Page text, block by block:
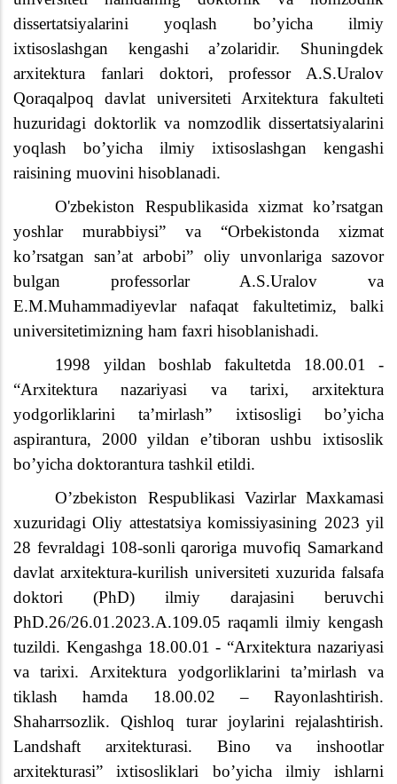
dissertatsiyalarini yoqlash bo’yicha ilmiy
ixtisoslashgan kengashi a’zolaridir. Shuningdek
arxitektura fanlari doktori, professor A.S.Uralov
Qoraqalpoq davlat universiteti Arxitektura fakulteti
huzuridagi doktorlik va nomzodlik dissertatsiyalarini
yoqlash bo’yicha ilmiy ixtisoslashgan kengashi
raisining muovini hisoblanadi.
O'zbekiston Respublikasida xizmat ko’rsatgan
yoshlar murabbiysi” va “Orbekistonda xizmat
ko’rsatgan san’at arbobi” oliy unvonlariga sazovor
bulgan professorlar A.S.Uralov va
E.M.Muhammadiyevlar nafaqat fakultetimiz, balki
universitetimizning ham faxri hisoblanishadi.
1998 yildan boshlab fakultetda 18.00.01 -
“Arxitektura nazariyasi va tarixi, arxitektura
yodgorliklarini ta’mirlash” ixtisosligi bo’yicha
aspirantura, 2000 yildan e’tiboran ushbu ixtisoslik
bo’yicha doktorantura tashkil etildi.
Oʼzbekiston Respublikasi Vazirlar Maxkamasi
xuzuridagi Oliy attestatsiya komissiyasining 2023 yil
28 fevraldagi 108-sonli qaroriga muvofiq Samarkand
davlat arxitektura-kurilish universiteti xuzurida falsafa
doktori (PhD) ilmiy darajasini beruvchi
PhD.26/26.01.2023.A.109.05 raqamli ilmiy kengash
tuzildi. Kengashga 18.00.01 - “Аrxitektura nazariyasi
va tarixi. Аrxitektura yodgorliklarini taʼmirlash va
tiklash hamda 18.00.02 – Rayonlashtirish.
Shaharrsozlik. Qishloq turar joylarini rejalashtirish.
Landshaft arxitekturasi. Bino va inshootlar
arxitekturasi” ixtisosliklari boʼyicha ilmiy ishlarni